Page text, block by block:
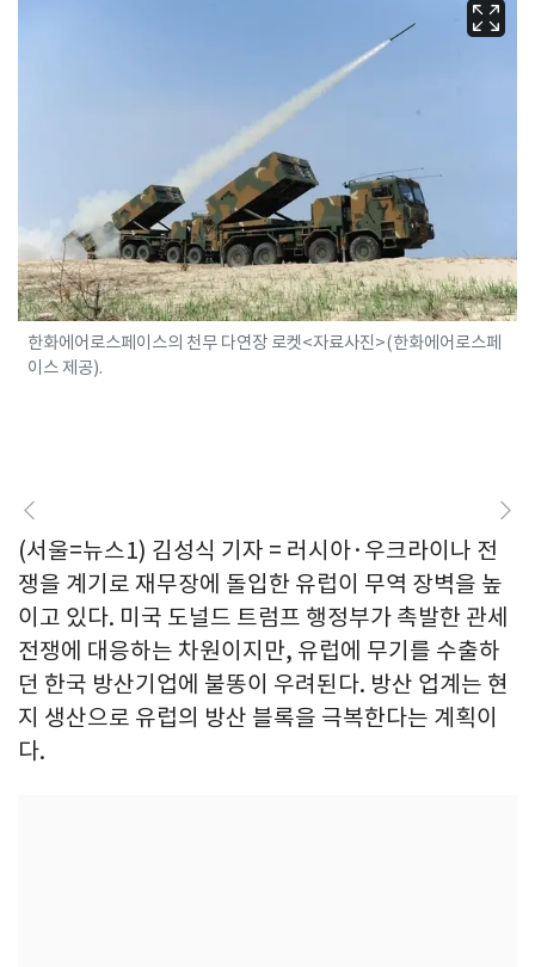
한화에어로스페이스의 천무 다연장 로켓<자료사진>(한화에어로스페
이스 제공).
(서울=뉴스1) 김성식 기자 = 러시아·우크라이나 전
쟁을 계기로 재무장에 돌입한 유럽이 무역 장벽을 높
이고 있다. 미국 도널드 트럼프 행정부가 촉발한 관세
전쟁에 대응하는 차원이지만, 유럽에 무기를 수출하
던 한국 방산기업에 불똥이 우려된다. 방산 업계는 현
지 생산으로 유럽의 방산 블록을 극복한다는 계획이
다.